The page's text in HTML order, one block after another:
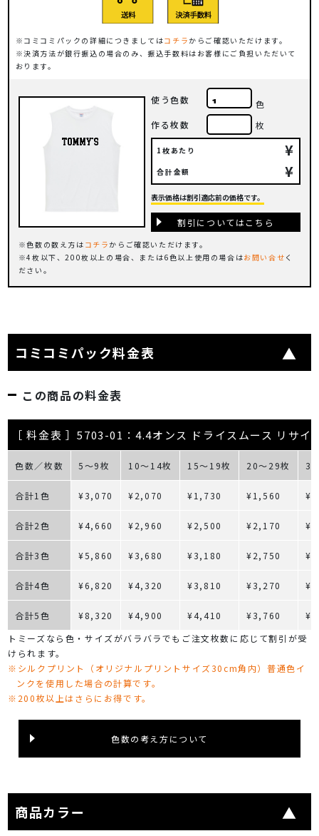
コミコミパックの詳細につきましてはコチラからご確認いただけます。
決済方法が銀行振込の場合のみ、振込手数料はお客様にご負担いただいて
おります。
使う色数
色
作る枚数
枚
1枚あたり ¥
合計金額 ¥
色数の数え方は コチラからご確認いただけます。
4枚以下、200枚以上の場合、または6色以上使用の場合はお問い合せ く
ださい。
表示価格は割引適応前の価格です。
割引についてはこちら
コミコミパック料金表
この商品の料金表
［ 料金表 ］5703-01：4.4オンス ドライスムース リサ
色数／枚数 5～9枚 10～14枚 15～19枚 20～29枚
合計1色 ¥3,070 ¥2,070 ¥1,730 ¥1,560
合計2色 ¥4,660 ¥2,960 ¥2,500 ¥2,170
合計3色 ¥5,860 ¥3,680 ¥3,180 ¥2,750
合計4色 ¥6,820 ¥4,320 ¥3,810 ¥3,270
合計5色 ¥8,320 ¥4,900 ¥4,410 ¥3,760
トミーズなら色・サイズがバラバラでもご注文枚数に応じて割引が受
けられます。
※シルクプリント（オリジナルプリントサイズ30cm角内）普通色イ
ンクを使用した場合の計算です。
※200枚以上はさらにお得です。
色数の考え方について
商品カラー